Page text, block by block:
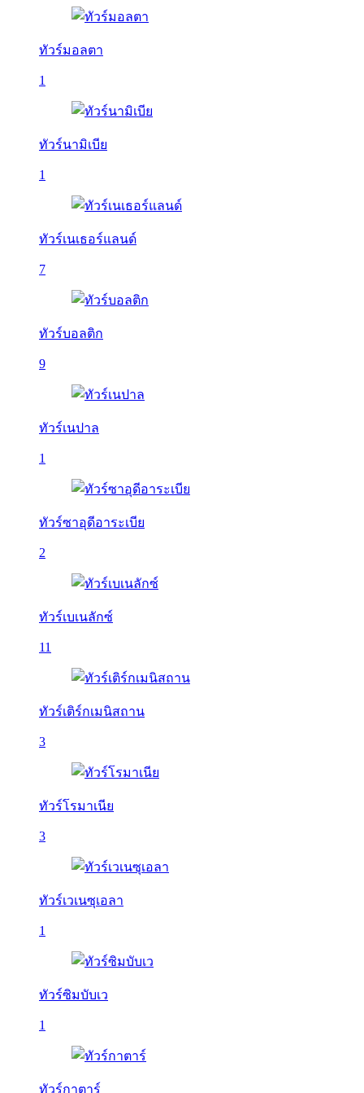
ทัวร์มอลตา
1
ทัวร์นามิเบีย
1
ทัวร์เนเธอร์แลนด์
7
ทัวร์บอลติก
9
ทัวร์เนปาล
1
ทัวร์ซาอุดีอาระเบีย
2
ทัวร์เบเนลักซ์
11
ทัวร์เติร์กเมนิสถาน
3
ทัวร์โรมาเนีย
3
ทัวร์เวเนซุเอลา
1
ทัวร์ซิมบับเว
1
ทัวร์กาตาร์